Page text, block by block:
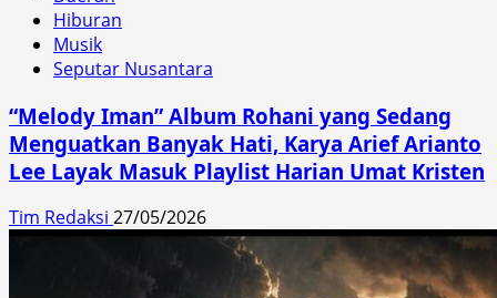
Hiburan
Musik
Seputar Nusantara
“Melody Iman” Album Rohani yang Sedang
Menguatkan Banyak Hati, Karya Arief Arianto
Lee Layak Masuk Playlist Harian Umat Kristen
Tim Redaksi 27/05/2026